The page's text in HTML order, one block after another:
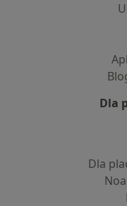
Dla
Dla